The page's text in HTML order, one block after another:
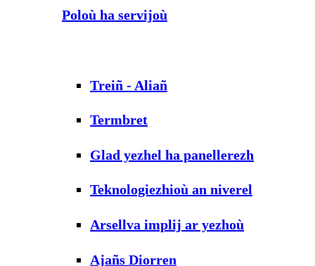
Poloù ha servijoù
Treiñ - Aliañ
Termbret
Glad yezhel ha panellerezh
Teknologiezhioù an niverel
Arsellva implij ar yezhoù
Ajañs Diorren